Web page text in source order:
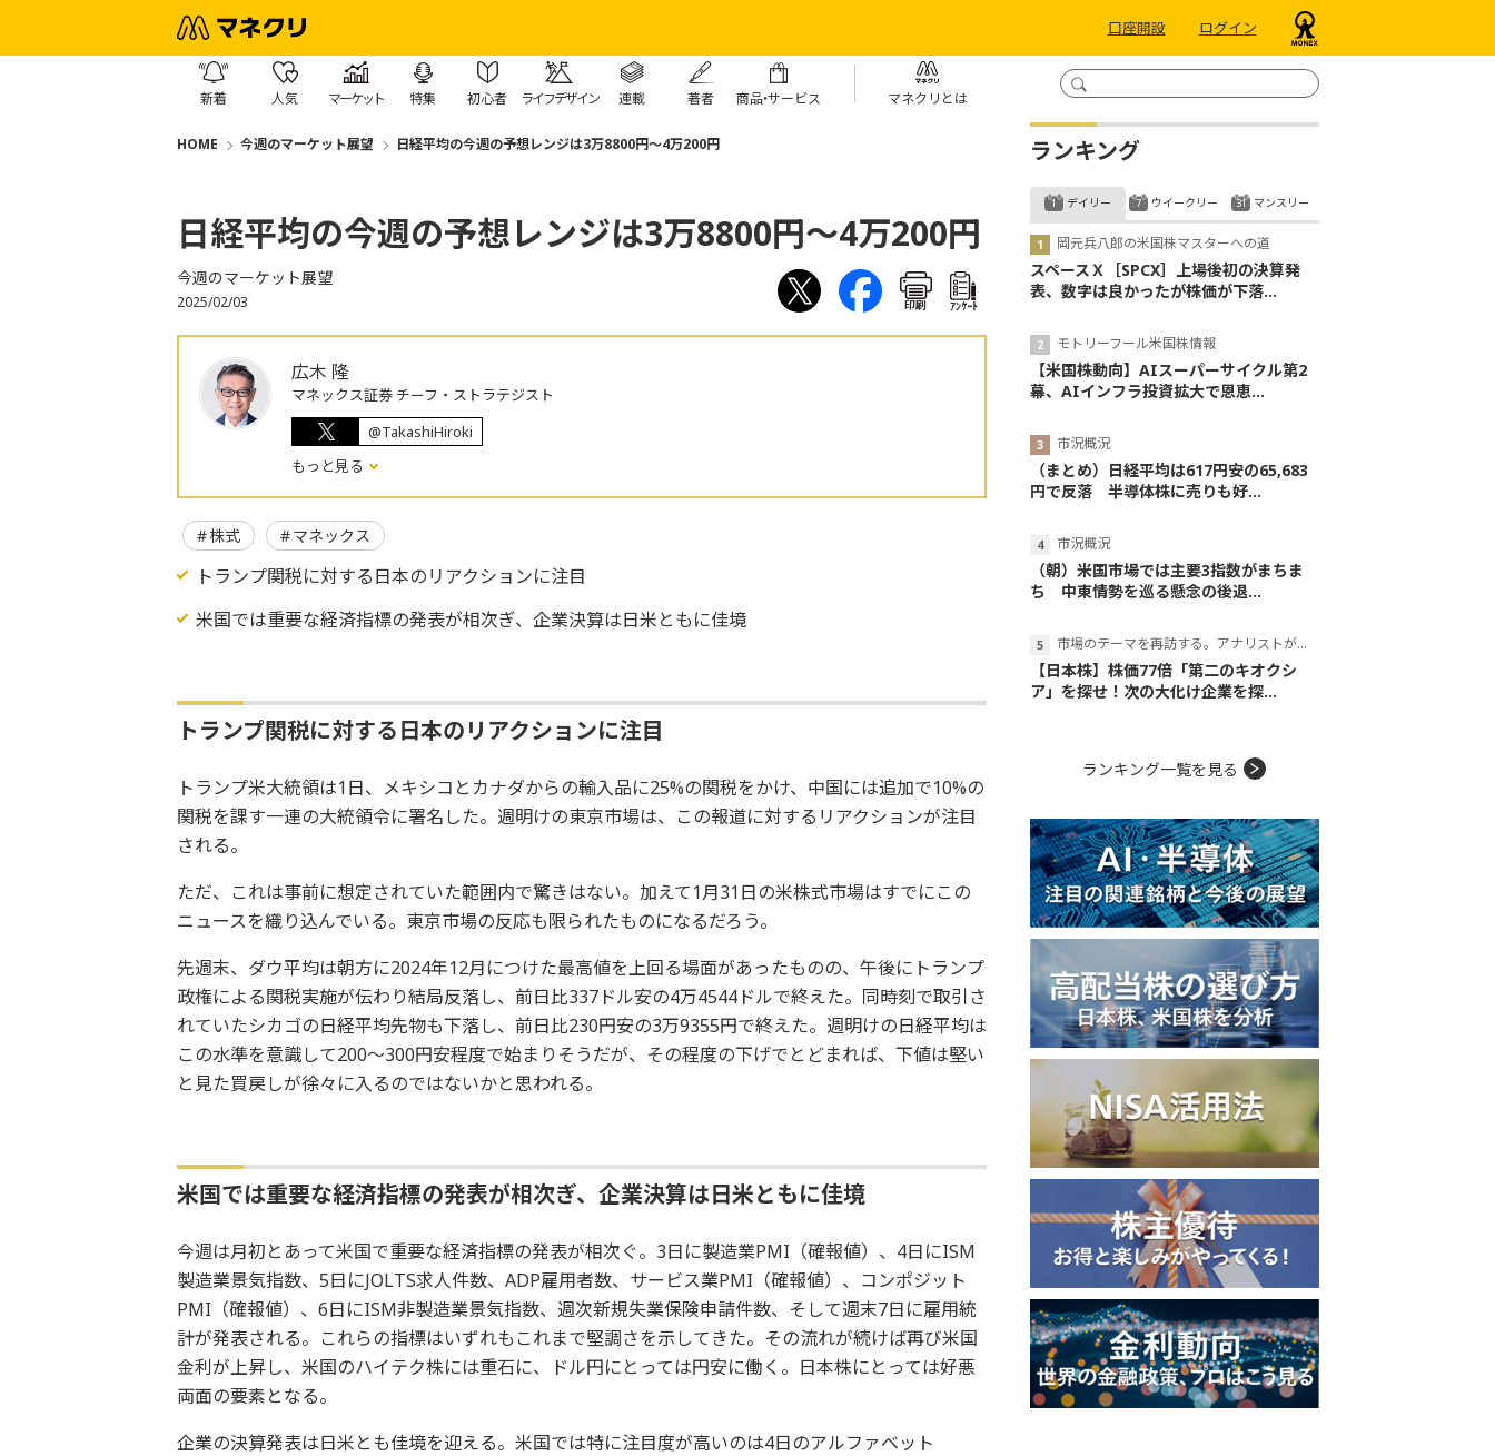
口座開設 ログイン
新着 人気 マーケット 特集 初心者 ライフデザイン 連載 著者 商品・サービス マネクリとは
HOME 今週のマーケット展望 日経平均の今週の予想レンジは3万8800円～4万200円
日経平均の今週の予想レンジは3万8800円～4万200円
今週のマーケット展望
2025/02/03 印刷 ｱﾝｹｰﾄ
広木 隆
マネックス証券 チーフ・ストラテジスト
@TakashiHiroki
もっと見る
株式 マネックス
トランプ関税に対する日本のリアクションに注目
米国では重要な経済指標の発表が相次ぎ、企業決算は日米ともに佳境
トランプ関税に対する日本のリアクションに注目
トランプ米大統領は1日、メキシコとカナダからの輸入品に25%の関税をかけ、中国には追加で10%の
関税を課す一連の大統領令に署名した。週明けの東京市場は、この報道に対するリアクションが注目
される。
ただ、これは事前に想定されていた範囲内で驚きはない。加えて1月31日の米株式市場はすでにこの
ニュースを織り込んでいる。東京市場の反応も限られたものになるだろう。
先週末、ダウ平均は朝方に2024年12月につけた最高値を上回る場面があったものの、午後にトランプ
政権による関税実施が伝わり結局反落し、前日比337ドル安の4万4544ドルで終えた。同時刻で取引さ
れていたシカゴの日経平均先物も下落し、前日比230円安の3万9355円で終えた。週明けの日経平均は
この水準を意識して200～300円安程度で始まりそうだが、その程度の下げでとどまれば、下値は堅い
と見た買戻しが徐々に入るのではないかと思われる。
米国では重要な経済指標の発表が相次ぎ、企業決算は日米ともに佳境
今週は月初とあって米国で重要な経済指標の発表が相次ぐ。3日に製造業PMI（確報値）、4日にISM
製造業景気指数、5日にJOLTS求人件数、ADP雇用者数、サービス業PMI（確報値）、コンポジット
PMI（確報値）、6日にISM非製造業景気指数、週次新規失業保険申請件数、そして週末7日に雇用統
計が発表される。これらの指標はいずれもこれまで堅調さを示してきた。その流れが続けば再び米国
金利が上昇し、米国のハイテク株には重石に、ドル円にとっては円安に働く。日本株にとっては好悪
両面の要素となる。
企業の決算発表は日米とも佳境を迎える。米国では特に注目度が高いのは4日のアルファベット
ランキング
デイリー
岡元兵八郎の米国株マスターへの道
スペースＸ［SPCX］上場後初の決算発
表、数字は良かったが株価が下落...
モトリーフール米国株情報
【米国株動向】AIスーパーサイクル第2
幕、AIインフラ投資拡大で恩恵...
市況概況
（まとめ）日経平均は617円安の65,683
円で反落 半導体株に売りも好...
市況概況
（朝）米国市場では主要3指数がまちま
ち 中東情勢を巡る懸念の後退...
市場のテーマを再訪する。アナリストが読み解くテーマの本質
【日本株】株価77倍「第二のキオクシ
ア」を探せ！次の大化け企業を探...
ウイークリー マンスリー
ランキング一覧を見る